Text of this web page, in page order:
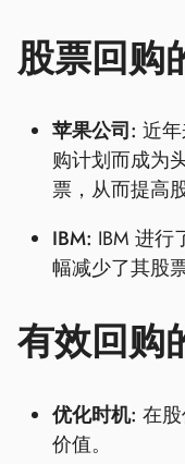
股票回购
苹果公司: 近
购计划而成为
票，从而提高
IBM: IBM 进行
幅减少了其股
有效回购
优化时机: 在
价值。